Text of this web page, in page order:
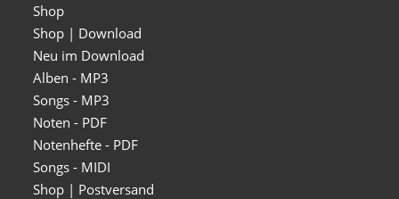
Shop
Shop | Download
Neu im Download
Alben - MP3
Songs - MP3
Noten - PDF
Notenhefte - PDF
Songs - MIDI
Shop | Postversand